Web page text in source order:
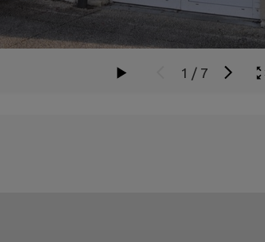
1 / 7